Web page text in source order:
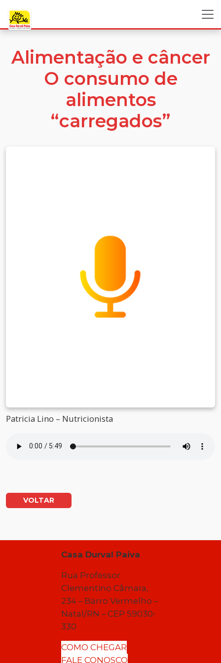
Alimentação e câncer
O consumo de
alimentos
“carregados”
Patricia Lino – Nutricionista
VOLTAR
Casa Durval Paiva
Rua Professor
Clementino Câmara,
234 – Barro Vermelho –
Natal/RN – CEP 59030-
330
COMO CHEGAR
FALE CONOSCO